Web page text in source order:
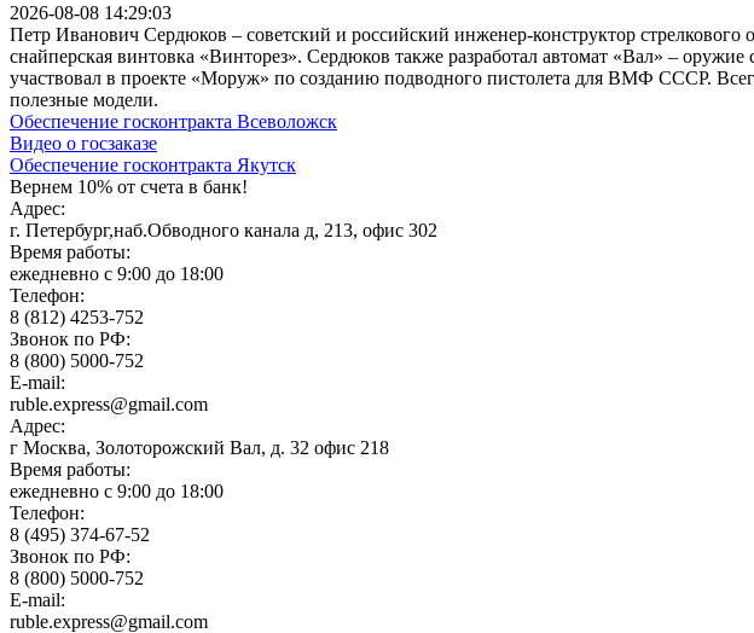
2026-08-08 14:29:03
Петр Иванович Сердюков – советский и российский инженер-конструктор
снайперская винтовка «Винторез». Сердюков также разработал автомат «Вал» –
участвовал в проекте «Моруж» по созданию подводного пистолета для ВМФ СССР.
полезные модели.
Обеспечение госконтракта Всеволожск
Видео о госзаказе
Обеспечение госконтракта Якутск
Вернем 10% от счета в банк!
Адрес:
г. Петербург,наб.Обводного канала д, 213, офис 302
Время работы:
ежедневно с 9:00 до 18:00
Телефон:
8 (812) 4253-752
Звонок по РФ:
8 (800) 5000-752
E-mail:
ruble.express@gmail.com
Адрес:
г Москва, Золоторожский Вал, д. 32 офис 218
Время работы:
ежедневно с 9:00 до 18:00
Телефон:
8 (495) 374-67-52
Звонок по РФ:
8 (800) 5000-752
E-mail:
ruble.express@gmail.com